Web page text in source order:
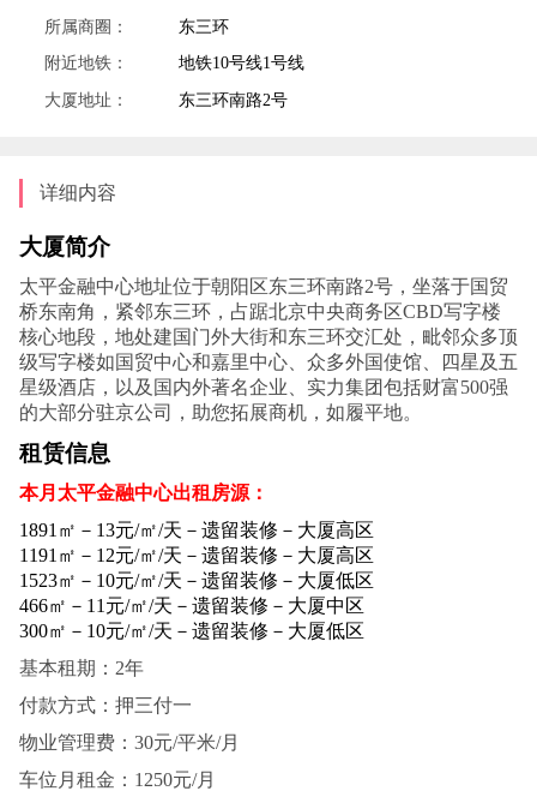
所属商圈：
东三环
附近地铁：
地铁10号线1号线
大厦地址：
东三环南路2号
详细内容
大厦简介
太平金融中心地址位于朝阳区东三环南路2号，坐落于国贸
桥东南角，紧邻东三环，占踞北京中央商务区CBD写字楼
核心地段，地处建国门外大街和东三环交汇处，毗邻众多顶
级写字楼如国贸中心和嘉里中心、众多外国使馆、四星及五
星级酒店，以及国内外著名企业、实力集团包括财富500强
的大部分驻京公司，助您拓展商机，如履平地。
租赁信息
本月太平金融中心出租房源：
1891㎡－13元/㎡/天－遗留装修－大厦高区
1191㎡－12元/㎡/天－遗留装修－大厦高区
1523㎡－10元/㎡/天－遗留装修－大厦低区
466㎡－11元/㎡/天－遗留装修－大厦中区
300㎡－10元/㎡/天－遗留装修－大厦低区
基本租期：2年
付款方式：押三付一
物业管理费：30元/平米/月
车位月租金：1250元/月